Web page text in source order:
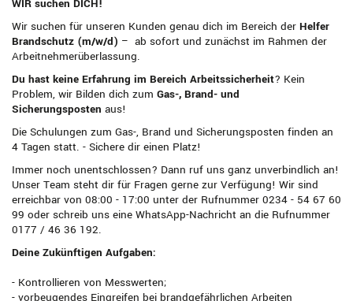
WIR suchen DICH!
Wir suchen für unseren Kunden genau dich im Bereich der Helfer
Brandschutz (m/w/d) – ab sofort und zunächst im Rahmen der
Arbeitnehmerüberlassung.
Du hast keine Erfahrung im Bereich Arbeitssicherheit? Kein
Problem, wir Bilden dich zum Gas-, Brand- und
Sicherungsposten aus!
Die Schulungen zum Gas-, Brand und Sicherungsposten finden an
4 Tagen statt. - Sichere dir einen Platz!
Immer noch unentschlossen? Dann ruf uns ganz unverbindlich an!
Unser Team steht dir für Fragen gerne zur Verfügung! Wir sind
erreichbar von 08:00 - 17:00 unter der Rufnummer 0234 - 54 67 60
99 oder schreib uns eine WhatsApp-Nachricht an die Rufnummer
0177 / 46 36 192.
Deine Zukünftigen Aufgaben:
- Kontrollieren von Messwerten;
- vorbeugendes Eingreifen bei brandgefährlichen Arbeiten